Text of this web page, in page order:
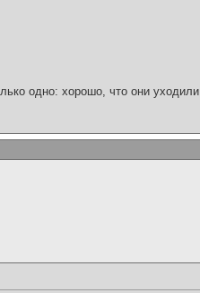
одно: хорошо, что они уходили.